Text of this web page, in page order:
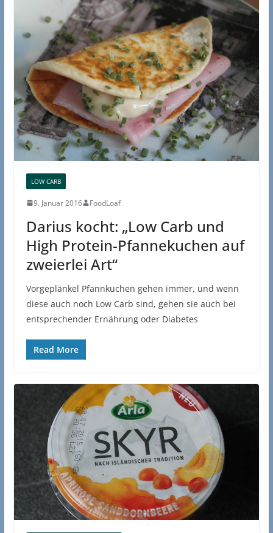
LOW CARB
9. Januar 2016 FoodLoaf
Darius kocht: „Low Carb und
High Protein-Pfannekuchen auf
zweierlei Art“
Vorgeplänkel Pfannkuchen gehen immer, und wenn
diese auch noch Low Carb sind, gehen sie auch bei
entsprechender Ernährung oder Diabetes
Read More